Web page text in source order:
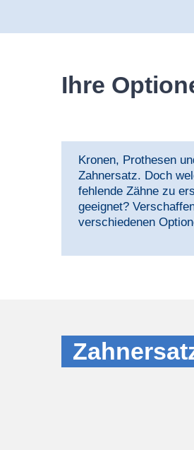
Ihre
Kronen, Prothesen
Zahnersatz. Doch
fehlende Zähne zu
geeignet?
verschiedenen